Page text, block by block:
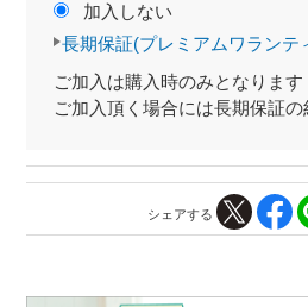
加入しない
長期保証(プレミアムワランテ
ご加入は購入時のみとなります
ご加入頂く場合には長期保証
シェアする